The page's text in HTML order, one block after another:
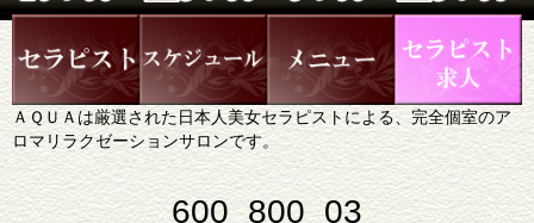
ＡＱＵＡは厳選された日本人美女セラピストによる、完全個室のア
ロマリラクゼーションサロンです。
600_800_03